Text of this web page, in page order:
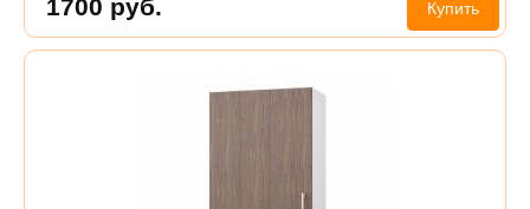
1700 руб. Купить